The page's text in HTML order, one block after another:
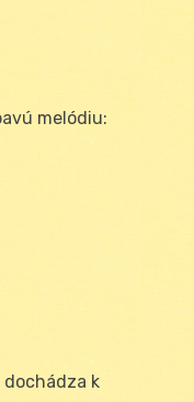
melódiu:
k